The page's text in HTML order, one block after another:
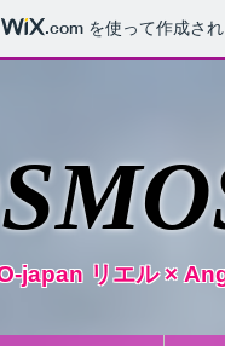
.com を使って作成さ
japan リエル ×